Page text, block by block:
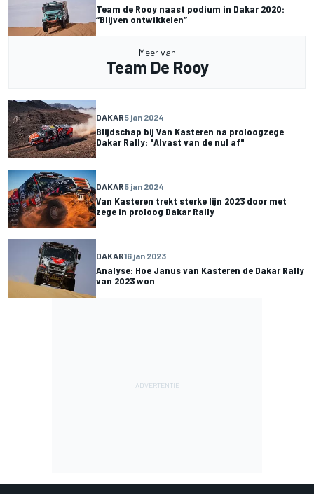
Team de Rooy naast podium in Dakar 2020:
“Blijven ontwikkelen”
Meer van
Team De Rooy
DAKAR5 jan 2024
Blijdschap bij Van Kasteren na proloogzege
Dakar Rally: "Alvast van de nul af"
DAKAR5 jan 2024
Van Kasteren trekt sterke lijn 2023 door met
zege in proloog Dakar Rally
DAKAR16 jan 2023
Analyse: Hoe Janus van Kasteren de Dakar Rally
van 2023 won